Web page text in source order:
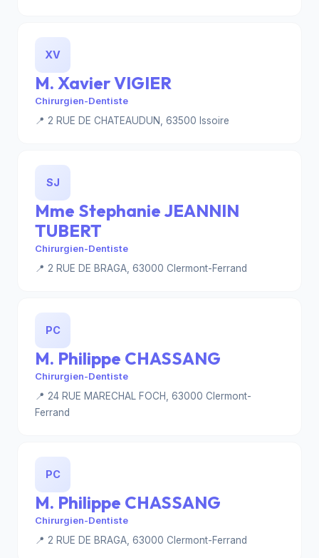
XV
M. Xavier VIGIER
Chirurgien-Dentiste
📍 2 RUE DE CHATEAUDUN, 63500 Issoire
SJ
Mme Stephanie JEANNIN
TUBERT
Chirurgien-Dentiste
📍 2 RUE DE BRAGA, 63000 Clermont-Ferrand
PC
M. Philippe CHASSANG
Chirurgien-Dentiste
📍 24 RUE MARECHAL FOCH, 63000 Clermont-
Ferrand
PC
M. Philippe CHASSANG
Chirurgien-Dentiste
📍 2 RUE DE BRAGA, 63000 Clermont-Ferrand